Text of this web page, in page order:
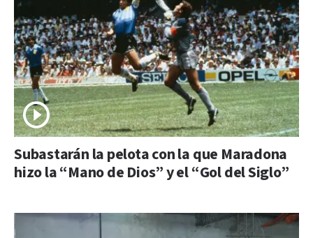
Subastarán la pelota con la que Maradona
hizo la “Mano de Dios” y el “Gol del Siglo”